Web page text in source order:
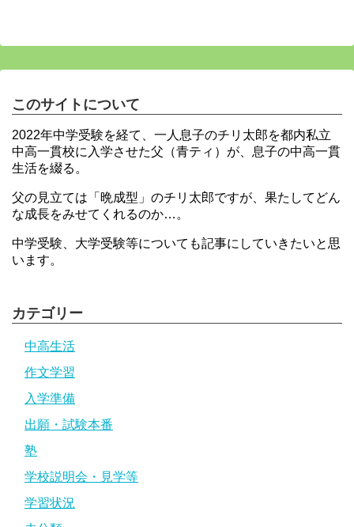
このサイトについて
2022年中学受験を経て、一人息子のチリ太郎を都内私立
中高一貫校に入学させた父（青ティ）が、息子の中高一貫
生活を綴る。
父の見立ては「晩成型」のチリ太郎ですが、果たしてどん
な成長をみせてくれるのか…。
中学受験、大学受験等についても記事にしていきたいと思
います。
カテゴリー
中高生活
作文学習
入学準備
出願・試験本番
塾
学校説明会・見学等
学習状況